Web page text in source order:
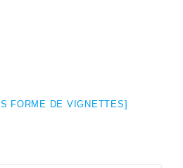
FORME DE VIGNETTES]